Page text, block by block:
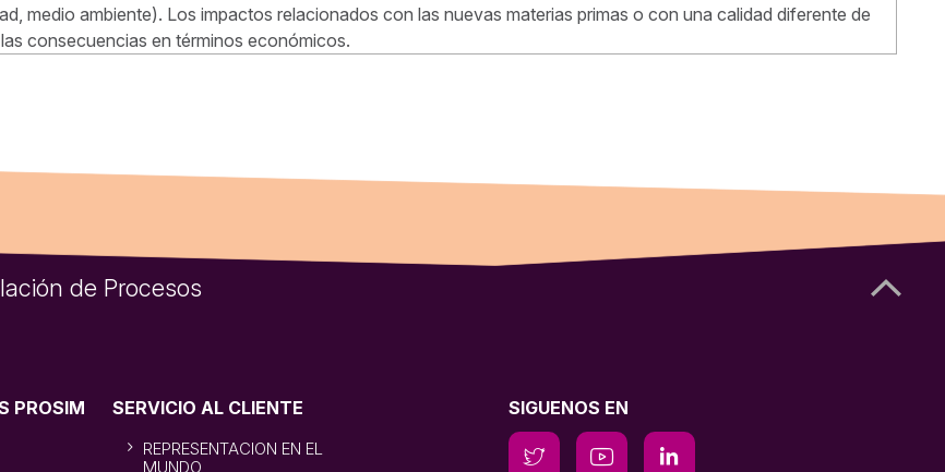
medio ambiente). Los impactos relacionados con las nuevas materias primas o con una calidad diferente de
consecuencias en términos económicos.
de Procesos
PROSIM SERVICIO AL CLIENTE
REPRESENTACION EN EL
MUNDO
SIGUENOS EN